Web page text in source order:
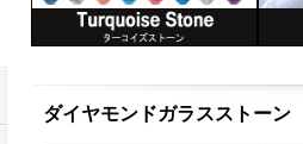
ダイヤモンドガラスストーン